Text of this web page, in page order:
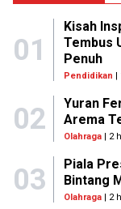
01
Kisah
Tembus
Penuh
Pendidikan |
02
Yuran
Arema
Olahraga| 2
03
Piala
Bintang
Olahraga| 2